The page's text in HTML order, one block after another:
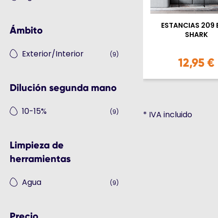
Ámbito
Exterior/Interior (9)
Dilución segunda mano
10-15% (9)
Limpieza de
herramientas
Agua (9)
ESTANCIAS 209
SHARK
12,95 €
* IVA incluido